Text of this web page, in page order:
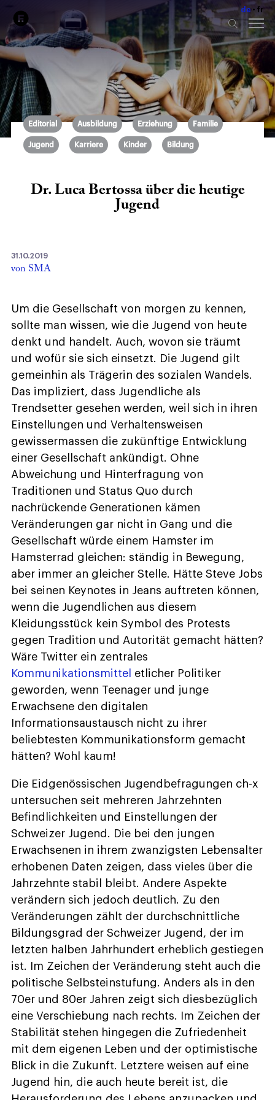
de fr
Editorial Ausbildung Erziehung Familie
Jugend Karriere Kinder Bildung
Dr. Luca Bertossa über die heutige
Jugend
31.10.2019
von SMA
Um die Gesellschaft von morgen zu kennen,
sollte man wissen, wie die Jugend von heute
denkt und handelt. Auch, wovon sie träumt
und wofür sie sich einsetzt. Die Jugend gilt
gemeinhin als Trägerin des sozialen Wandels.
Das impliziert, dass Jugendliche als
Trendsetter gesehen werden, weil sich in ihren
Einstellungen und Verhaltensweisen
gewissermassen die zukünftige Entwicklung
einer Gesellschaft ankündigt. Ohne
Abweichung und Hinterfragung von
Traditionen und Status Quo durch
nachrückende Generationen kämen
Veränderungen gar nicht in Gang und die
Gesellschaft würde einem Hamster im
Hamsterrad gleichen: ständig in Bewegung,
aber immer an gleicher Stelle. Hätte Steve Jobs
bei seinen Keynotes in Jeans auftreten können,
wenn die Jugendlichen aus diesem
Kleidungsstück kein Symbol des Protests
gegen Tradition und Autorität gemacht hätten?
Wäre Twitter ein zentrales
Kommunikationsmittel etlicher Politiker
geworden, wenn Teenager und junge
Erwachsene den digitalen
Informationsaustausch nicht zu ihrer
beliebtesten Kommunikationsform gemacht
hätten? Wohl kaum!
Die Eidgenössischen Jugendbefragungen ch-x
untersuchen seit mehreren Jahrzehnten
Befindlichkeiten und Einstellungen der
Schweizer Jugend. Die bei den jungen
Erwachsenen in ihrem zwanzigsten Lebensalter
erhobenen Daten zeigen, dass vieles über die
Jahrzehnte stabil bleibt. Andere Aspekte
verändern sich jedoch deutlich. Zu den
Veränderungen zählt der durchschnittliche
Bildungsgrad der Schweizer Jugend, der im
letzten halben Jahrhundert erheblich gestiegen
ist. Im Zeichen der Veränderung steht auch die
politische Selbsteinstufung. Anders als in den
70er und 80er Jahren zeigt sich diesbezüglich
eine Verschiebung nach rechts. Im Zeichen der
Stabilität stehen hingegen die Zufriedenheit
mit dem eigenen Leben und der optimistische
Blick in die Zukunft. Letztere weisen auf eine
Jugend hin, die auch heute bereit ist, die